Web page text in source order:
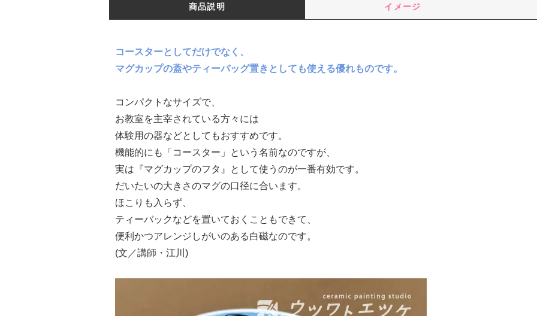
商品説明 イメージ
コースターとしてだけでなく、
マグカップの蓋やティーバッグ置きとしても使える優れものです。
コンパクトなサイズで、
お教室を主宰されている方々には
体験用の器などとしてもおすすめです。
機能的にも「コースター」という名前なのですが、
実は『マグカップのフタ』として使うのが一番有効です。
だいたいの大きさのマグの口径に合います。
ほこりも入らず、
ティーバックなどを置いておくこともできて、
便利かつアレンジしがいのある白磁なのです。
(文／講師・江川)